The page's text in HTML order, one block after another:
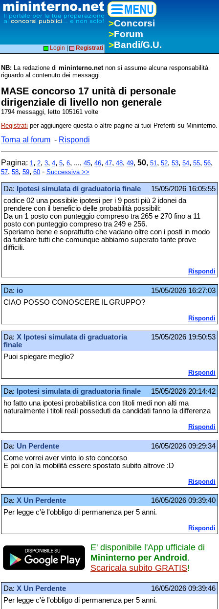
>Concorsi
>Forum
>Bandi/G.U.
Login Registrati
NB: La redazione di mininterno.netnon si assume alcuna responsabilità
riguardo al contenuto dei messaggi.
MASE concorso 17 unità di personale
dirigenziale di livello non generale
1794 messaggi, letto 105161 volte
Registrati per aggiungere questa o altre pagine ai tuoi Preferiti su Mininterno.
Torna al forum - Rispondi
Pagina: 1 , 2, 3, 4, 5, 6, ..., 45, 46, 47, 48, 49, 50, 51 , 52, 53, 54, 55, 56,
57, 58, 59, 60 - Successiva >>
Da: Ipotesi simulata di graduatoria finale
15/05/2026 16:05:55
codice 02 una possibile ipotesi per i 9 posti più 2 idonei da
prendere con il beneficio delle probabilità possibili:
Da un 1 posto con punteggio compreso tra 265 e 270 fino a 11
posto con punteggio compreso tra 249 e 256.
Speriamo bene e soprattutto che vadano oltre con i posti in modo
da tutelare tutti che comunque abbiamo superato tante prove
difficili.
Rispondi
Da: io
15/05/2026 16:27:03
CIAO POSSO CONOSCERE IL GRUPPO?
Rispondi
Da: X Ipotesi simulata di graduatoria
finale
15/05/2026 19:50:53
Puoi spiegare meglio?
Rispondi
Da: Ipotesi simulata di graduatoria finale
15/05/2026 20:14:42
ho fatto una ipotesi probabilistica con titoli medi non alti ma
naturalmente i titoli reali posseduti da candidati fanno la differenza
Rispondi
Da: Un Perdente
16/05/2026 09:29:34
Come vorrei aver vinto io sto concorso
E poi con la mobilità essere spostato subito altrove :D
Rispondi
Da: X Un Perdente
16/05/2026 09:39:40
Per legge c'è l'obbligo di permanenza per 5 anni.
Rispondi
E' disponibile l'App ufficiale di
Mininterno per Android .
Scaricala subito GRATIS!
Da: X Un Perdente
16/05/2026 09:39:46
Per legge c'è l'obbligo di permanenza per 5 anni.